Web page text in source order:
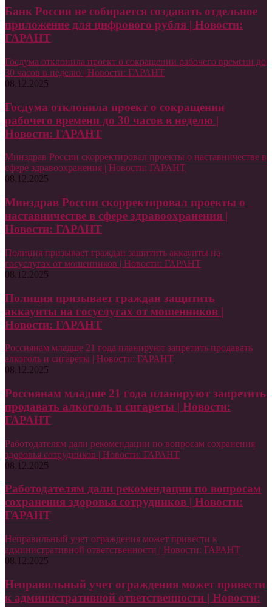
Банк России не собирается создавать отдельное
приложение для цифрового рубля | Новости:
ГАРАНТ
Госдума отклонила проект о сокращении рабочего времени до
30 часов в неделю | Новости: ГАРАНТ
08.12.2025
Госдума отклонила проект о сокращении
рабочего времени до 30 часов в неделю |
Новости: ГАРАНТ
Минздрав России скорректировал проекты о наставничестве в
сфере здравоохранения | Новости: ГАРАНТ
08.12.2025
Минздрав России скорректировал проекты о
наставничестве в сфере здравоохранения |
Новости: ГАРАНТ
Полиция призывает граждан защитить аккаунты на
госуслугах от мошенников | Новости: ГАРАНТ
08.12.2025
Полиция призывает граждан защитить
аккаунты на госуслугах от мошенников |
Новости: ГАРАНТ
Россиянам младше 21 года планируют запретить продавать
алкоголь и сигареты | Новости: ГАРАНТ
08.12.2025
Россиянам младше 21 года планируют запретить
продавать алкоголь и сигареты | Новости:
ГАРАНТ
Работодателям дали рекомендации по вопросам сохранения
здоровья сотрудников | Новости: ГАРАНТ
08.12.2025
Работодателям дали рекомендации по вопросам
сохранения здоровья сотрудников | Новости:
ГАРАНТ
Неправильный учет ограждения может привести к
административной ответственности | Новости: ГАРАНТ
08.12.2025
Неправильный учет ограждения может привести
к административной ответственности | Новости: